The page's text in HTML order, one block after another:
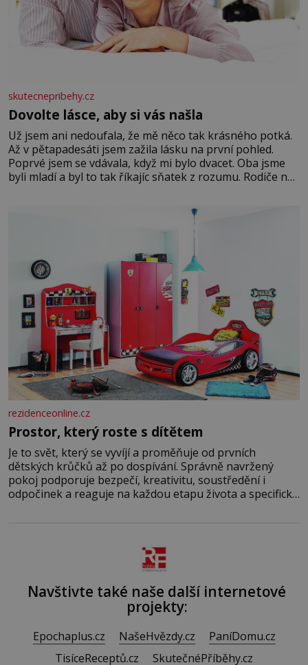
skutecnepribehy.cz
Dovolte lásce, aby si vás našla
Už jsem ani nedoufala, že mě něco tak krásného potká.
Až v pětapadesáti jsem zažila lásku na první pohled.
Poprvé jsem se vdávala, když mi bylo dvacet. Oba jsme
byli mladí a byl to tak říkajíc sňatek z rozumu. Rodiče nás
rezidenceonline.cz
Prostor, který roste s dítětem
Je to svět, který se vyvíjí a proměňuje od prvních
dětských krůčků až po dospívání. Správně navržený
pokoj podporuje bezpečí, kreativitu, soustředění i
odpočinek a reaguje na každou etapu života a specifické
Navštivte také naše další internetové
projekty:
Epochaplus.cz NašeHvězdy.cz
PaníDomu.cz
TisíceReceptů.cz
SkutečnéPříběhy.cz